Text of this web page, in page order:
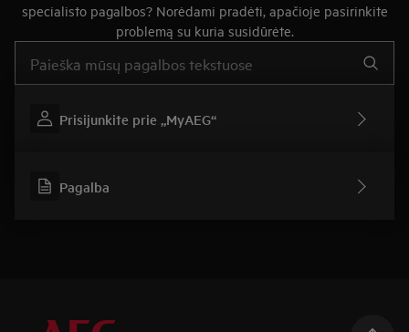
specialisto pagalbos? Norėdami pradėti, apačioje pasirinkite
problemą su kuria susidūrėte.
Prisijunkite prie „MyAEG“
Pagalba